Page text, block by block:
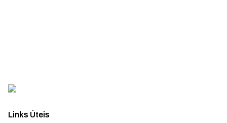
Links Úteis